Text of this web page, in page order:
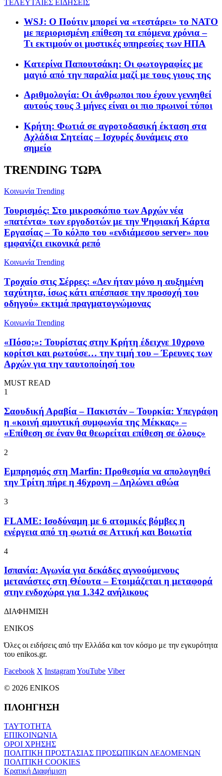
ΤΕΛΕΥΤΑΙΕΣ ΕΙΔΗΣΕΙΣ
WSJ: Ο Πούτιν μπορεί να «τεστάρει» το ΝΑΤΟ
με περιορισμένη επίθεση τα επόμενα χρόνια –
Τι εκτιμούν οι μυστικές υπηρεσίες των ΗΠΑ
Κατερίνα Παπουτσάκη: Οι φωτογραφίες με
μαγιό από την παραλία μαζί με τους γιους της
Αριθμολογία: Οι άνθρωποι που έχουν γεννηθεί
αυτούς τους 3 μήνες είναι οι πιο πρωινοί τύποι
Κρήτη: Φωτιά σε αγροτοδασική έκταση στα
Αχλάδια Σητείας – Ισχυρές δυνάμεις στο
σημείο
TRENDING ΤΩΡΑ
Κοινωνία Trending
Τουρισμός: Στο μικροσκόπιο των Αρχών νέα
«πατέντα» των εργοδοτών με την Ψηφιακή Κάρτα
Εργασίας – Το κόλπο του «ενδιάμεσου server» που
εμφανίζει εικονικά ρεπό
Κοινωνία Trending
Τροχαίο στις Σέρρες: «Δεν ήταν μόνο η αυξημένη
ταχύτητα, ίσως κάτι απέσπασε την προσοχή του
οδηγού» εκτιμά πραγματογνώμονας
Κοινωνία Trending
«Πόσο;»: Τουρίστας στην Κρήτη έδειχνε 10χρονο
κορίτσι και ρωτούσε… την τιμή του – Έρευνες των
Αρχών για την ταυτοποίησή του
MUST READ
1
Σαουδική Αραβία – Πακιστάν – Τουρκία: Υπεγράφη
η «κοινή αμυντική συμφωνία της Μέκκας» –
«Επίθεση σε έναν θα θεωρείται επίθεση σε όλους»
2
Εμπρησμός στη Marfin: Προθεσμία να απολογηθεί
την Τρίτη πήρε η 46χρονη – Δηλώνει αθώα
3
FLAME: Ισοδύναμη με 6 ατομικές βόμβες η
ενέργεια από τη φωτιά σε Αττική και Βοιωτία
4
Ισπανία: Αγωνία για δεκάδες αγνοούμενους
μετανάστες στη Θέουτα – Ετοιμάζεται η μεταφορά
στην ενδοχώρα για 1.342 ανήλικους
ΔΙΑΦΗΜΙΣΗ
ENIKOS
Όλες οι ειδήσεις από την Ελλάδα και τον κόσμο με την εγκυρότητα
του enikos.gr.
Facebook X InstagramYouTube Viber
© 2026 ENIKOS
ΠΛΟΗΓΗΣΗ
ΤΑΥΤΟΤΗΤΑ
ΕΠΙΚΟΙΝΩΝΙΑ
ΟΡΟΙ ΧΡΗΣΗΣ
ΠΟΛΙΤΙΚΗ ΠΡΟΣΤΑΣΙΑΣ ΠΡΟΣΩΠΙΚΩΝ ΔΕΔΟΜΕΝΩΝ
ΠΟΛΙΤΙΚΗ COOKIES
Κρατική Διαφήμιση